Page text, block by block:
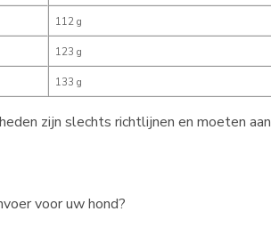
112 g
123 g
133 g
zijn slechts richtlijnen en moeten
voor uw hond?